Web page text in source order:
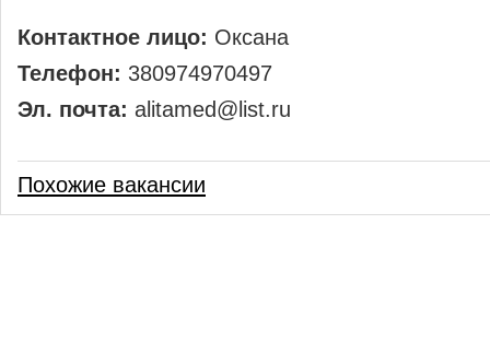
Контактное лицо: Оксана
Телефон: 380974970497
Эл. почта: alitamed@list.ru
Похожие вакансии